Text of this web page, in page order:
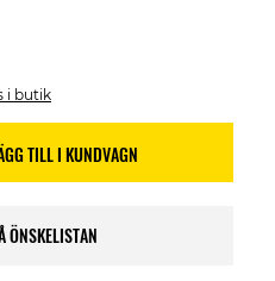
i butik
TILL I KUNDVAGN
ÖNSKELISTAN